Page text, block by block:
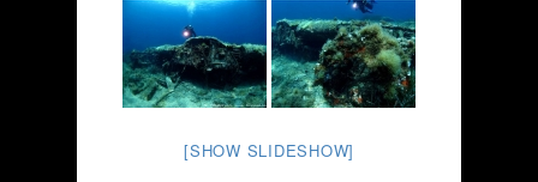
[SHOW SLIDESHOW]